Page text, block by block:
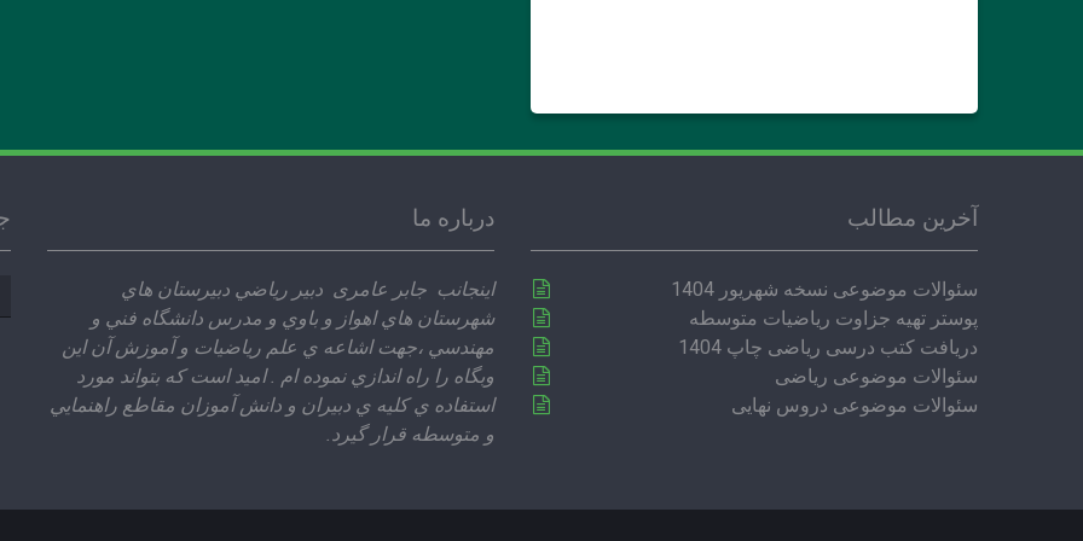
درباره ما
اينجانب جابر عامری دبير رياضي دبيرستان هاي
شهرستان هاي اهواز و باوي و مدرس دانشگاه فني و
مهندسي ،‌جهت اشاعه ي علم رياضيات و آموزش آن اين
وبگاه را راه اندازي نموده ام . اميد است كه بتواند مورد
استفاده ي كليه ي دبيران و دانش آموزان مقاطع راهنمايي
و متوسطه قرار گيرد.
آخرین مطالب
سئوالات موضوعی نسخه شهریور 1404
پوستر تهیه جزاوت ریاضیات متوسطه
دریافت کتب درسی ریاضی چاپ 1404
سئوالات موضوعی ریاضی
سئوالات موضوعی دروس نهایی